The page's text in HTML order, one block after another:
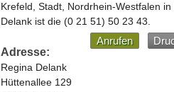
Krefeld, Stadt, Nordrhein-Westfalen in
Delank ist die (0 21 51) 50 23 43.
Anrufen
Adresse:
Regina Delank
Hüttenallee 129